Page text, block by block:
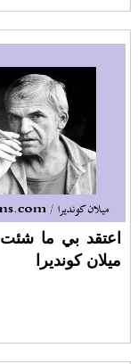
اعتقد بي ما شئت
ميلان كونديرا